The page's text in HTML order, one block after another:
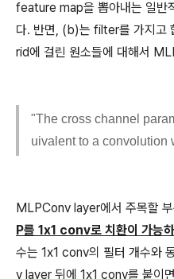
feature map을 뽑아내는 일반
다. 반면, (b)는 filter를 가지고
rid에 걸린 원소들에 대해서
"The cross channel
uivalent to a convolution
MLPConv layer에서 주목할
P를 1x1 conv로 치환이 가능
수는 1x1 conv의 필터 개수와
v layer 뒤에 1x1 conv를 붙이